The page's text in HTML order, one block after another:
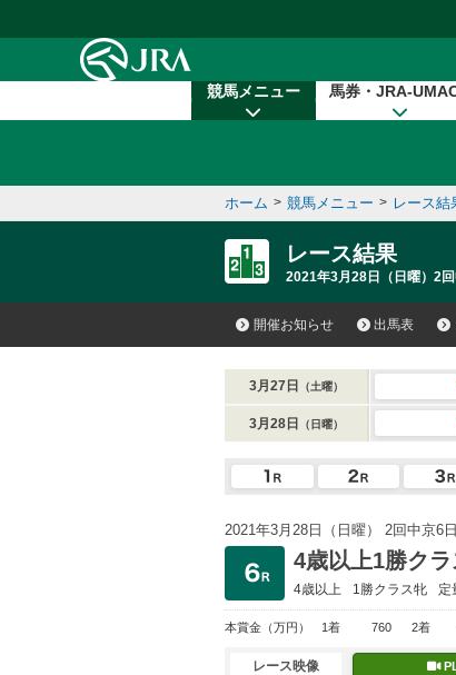
競馬メニュー 馬券・JRA-
ホーム > 競馬メニュー > レース結
レース結果
2021年3月28日（日曜）2
開催お知らせ 出馬表
3月27日 （土曜）
3月28日 （日曜）
2021年3月28日（日曜） 2回中京6日
4歳以上1勝クラ
4歳以上 1勝クラス牝 定
本賞金 （万円） 1着 760 2着
レース映像